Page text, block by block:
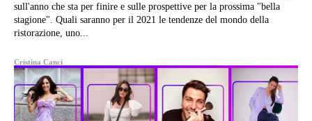
sull'anno che sta per finire e sulle prospettive per la prossima "bella
stagione". Quali saranno per il 2021 le tendenze del mondo della
ristorazione, uno...
Cristina Canci